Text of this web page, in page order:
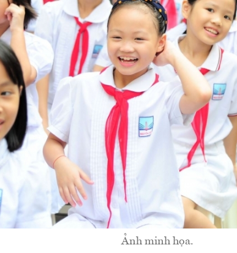
Ảnh minh họa.